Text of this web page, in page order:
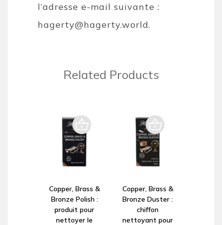
l’adresse e-mail suivante :
hagerty@hagerty.world.
Related Products
Copper, Brass &
Bronze Polish :
produit pour
nettoyer le
Copper, Brass &
Bronze Duster :
chiffon
nettoyant pour